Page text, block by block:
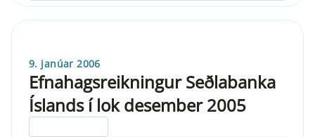
9. janúar 2006
Efnahagsreikningur Seðlabanka
Íslands í lok desember 2005